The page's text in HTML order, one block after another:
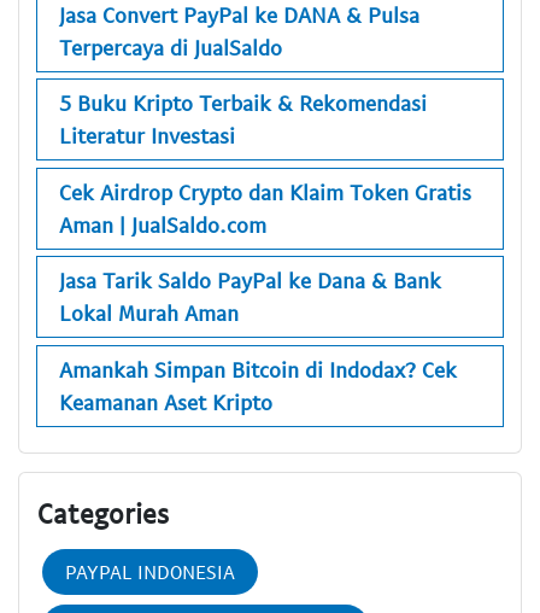
Jasa Convert PayPal ke DANA & Pulsa
Terpercaya di JualSaldo
5 Buku Kripto Terbaik & Rekomendasi
Literatur Investasi
Cek Airdrop Crypto dan Klaim Token Gratis
Aman | JualSaldo.com
Jasa Tarik Saldo PayPal ke Dana & Bank
Lokal Murah Aman
Amankah Simpan Bitcoin di Indodax? Cek
Keamanan Aset Kripto
Categories
PAYPAL INDONESIA